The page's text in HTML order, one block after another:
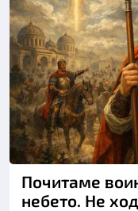
Почитаме
небето. Не